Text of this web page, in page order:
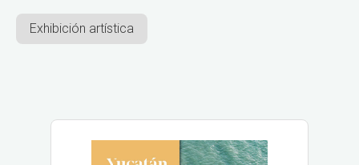
Exhibición artística